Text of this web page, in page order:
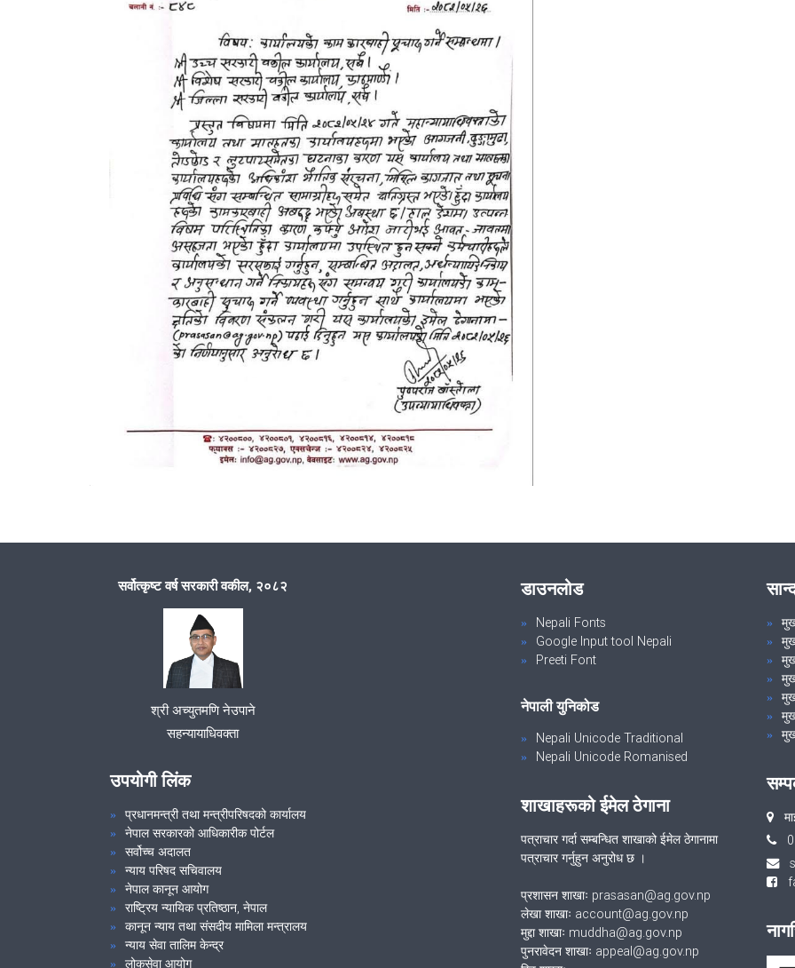
सर्वोत्कृष्ट वर्ष सरकारी वकील, २०८२
श्री अच्युतमणि नेउपाने
सहन्यायाधिवक्ता
उपयोगी लिंक
प्रधानमन्त्री तथा मन्त्रीपरिषदको कार्यालय
नेपाल सरकारको आधिकारीक पोर्टल
सर्वोच्च अदालत
न्याय परिषद सचिवालय
नेपाल कानून आयोग
राष्ट्रिय न्यायिक प्रतिष्ठान, नेपाल
कानून न्याय तथा संसदीय मामिला मन्त्रालय
न्याय सेवा तालिम केन्द्र
लोकसेवा आयोग
डाउनलोड
Nepali Fonts
Google Input tool Nepali
Preeti Font
नेपाली युनिकोड
Nepali Unicode Traditional
Nepali Unicode Romanised
शाखाहरूको ईमेल ठेगाना
पत्राचार गर्दा सम्बन्धित शाखाको ईमेल ठेगानामा
पत्राचार गर्नुहुन अनुरोध छ ।
प्रशासन शाखाः prasasan@ag.gov.np
लेखा शाखाः account@ag.gov.np
मुद्दा शाखाः muddha@ag.gov.np
पुनरावेदन शाखाः appeal@ag.gov.np